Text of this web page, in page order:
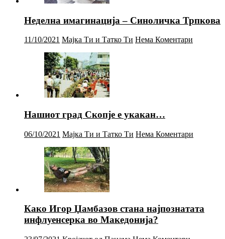
Неделна имагинација – Синоличка Трпкова
11/10/2021 Мајка Ти и Татко Ти Нема Коментари
Нашиот град Скопје е укакан…
06/10/2021 Мајка Ти и Татко Ти Нема Коментари
Како Игор Џамбазов стана најпознатата
инфлуенсерка во Македонија?